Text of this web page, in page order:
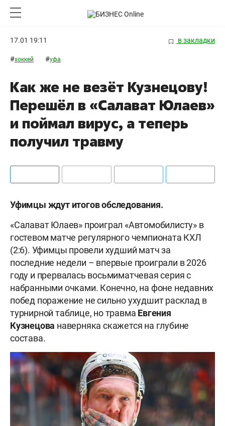
17.01 19:11 в закладки
#хоккей #уфа
Как же не везёт Кузнецову!
Перешёл в «Салават Юлаев»
и поймал вирус, а теперь
получил травму
Уфимцы ждут итогов обследования.
«Салават Юлаев» проиграл «Автомобилисту» в
гостевом матче регулярного чемпионата КХЛ
(2:6). Уфимцы провели худший матч за
последние недели – впервые проиграли в 2026
году и прервалась восьмиматчевая серия с
набранными очками. Конечно, на фоне недавних
побед поражение не сильно ухудшит расклад в
турнирной таблице, но травма Евгения
Кузнецова наверняка скажется на глубине
состава.